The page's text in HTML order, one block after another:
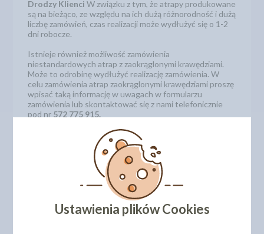
Drodzy Klienci W związku z tym, że atrapy produkowane
są na bieżąco, ze względu na ich dużą różnorodność i dużą
liczbę zamówień, czas realizacji może wydłużyć się o 1-2
dni robocze.
Istnieje również możliwość zamówienia
niestandardowych atrap z zaokrąglonymi krawędziami.
Może to odrobinę wydłużyć realizację zamówienia. W
celu zamówienia atrap zaokrąglonymi krawędziami proszę
wpisać taką informację w uwagach w formularzu
zamówienia lub skontaktować się z nami telefonicznie
pod nr 572 775 915.
Wysokość pojedynczego piętra: 5 cm
Kod produktu 515140
Niestandardowe rozmiary atrap
Oferujemy również inne rozmiary atrap.
Ustawienia plików Cookies